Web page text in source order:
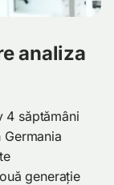
analiza
4 săptămâni
generație